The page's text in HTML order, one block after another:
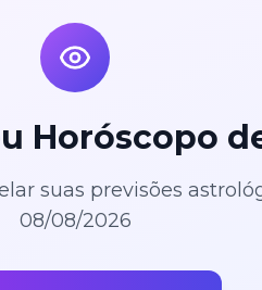
Horóscopo
suas previsões
08/08/2026